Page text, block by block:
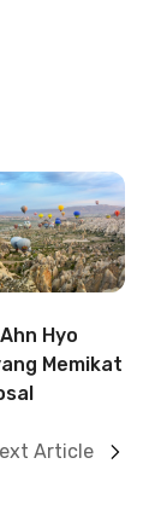
Hyo
Memikat
Article